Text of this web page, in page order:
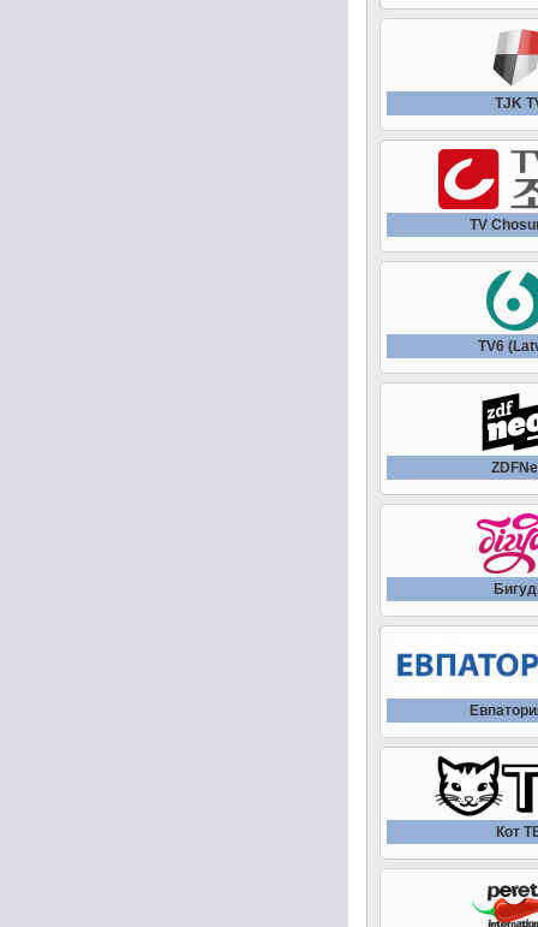
TJK
TV
TV6
Кот